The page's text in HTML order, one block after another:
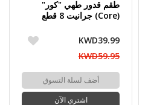
طقم قدور طهي "كور"
(Core) جرانيت 8 قطع
KWD39.99
KWD59.95
أضف لسلة التسوق
اشتري الآن